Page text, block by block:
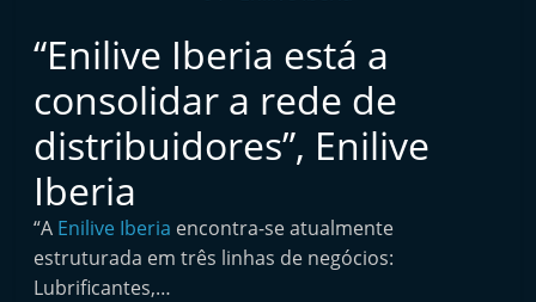
r
n
a
l
n
d
“Enilive Iberia está a
consolidar a rede de
distribuidores”, Enilive
Iberia
“A Enilive Iberia encontra-se atualmente
estruturada em três linhas de negócios:
Lubrificantes,…